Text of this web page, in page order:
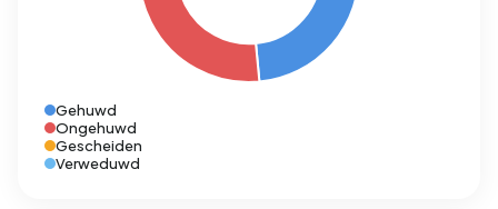
Gehuwd
Ongehuwd
Gescheiden
Verweduwd